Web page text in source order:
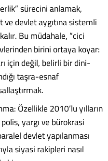
sürecini anlamak,
devlet aygıtına sistemli
Bu müdahale, “cici
birini ortaya koyar:
için değil, belirli bir dini-
taşra-esnaf
Özellikle 2010’lu yılların
yargı ve bürokrasi
devlet yapılanması
siyasi rakipleri nasıl